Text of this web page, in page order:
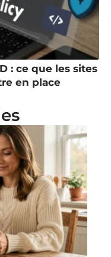
: ce que les sites
en place